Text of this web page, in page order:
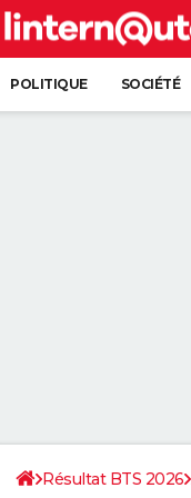
POLITIQUE SOCIÉTÉ
Résultat BTS 2026